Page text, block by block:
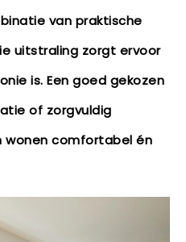
van praktische
uitstraling zorgt ervoor
is. Een goed gekozen
of zorgvuldig
wonen comfortabel én